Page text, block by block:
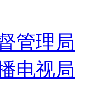
管理局
电视局